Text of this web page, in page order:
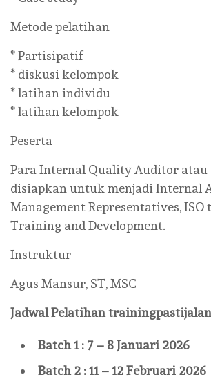
Metode pelatihan
* Partisipatif
* diskusi kelompok
* latihan individu
* latihan kelompok
Peserta
Para Internal Quality Auditor atau
disiapkan untuk menjadi Internal
Management Representatives, ISO
Training and Development.
Instruktur
Agus Mansur, ST, MSC
Jadwal Pelatihantrainingpastijalan
Batch 1 : 7 – 8 Januari 2026
Batch 2 : 11 – 12 Februari 2026